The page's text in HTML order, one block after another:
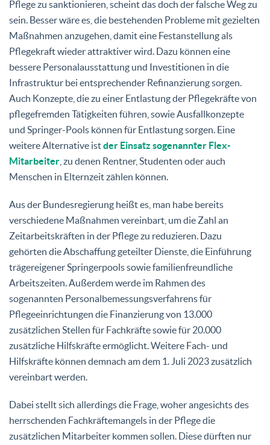
Pflege zu sanktionieren, scheint das doch der falsche Weg zu
sein. Besser wäre es, die bestehenden Probleme mit gezielten
Maßnahmen anzugehen, damit eine Festanstellung als
Pflegekraft wieder attraktiver wird. Dazu können eine
bessere Personalausstattung und Investitionen in die
Infrastruktur bei entsprechender Refinanzierung sorgen.
Auch Konzepte, die zu einer Entlastung der Pflegekräfte von
pflegefremden Tätigkeiten führen, sowie Ausfallkonzepte
und Springer-Pools können für Entlastung sorgen. Eine
weitere Alternative istder Einsatz sogenannter Flex-
Mitarbeiter , zu denen Rentner, Studenten oder auch
Menschen in Elternzeit zählen können.
Aus der Bundesregierung heißt es, man habe bereits
verschiedene Maßnahmen vereinbart, um die Zahl an
Zeitarbeitskräften in der Pflege zu reduzieren. Dazu
gehörten die Abschaffung geteilter Dienste, die Einführung
trägereigener Springerpools sowie familienfreundliche
Arbeitszeiten. Außerdem werde im Rahmen des
sogenannten Personalbemessungsverfahrens für
Pflegeeinrichtungen die Finanzierung von 13.000
zusätzlichen Stellen für Fachkräfte sowie für 20.000
zusätzliche Hilfskräfte ermöglicht. Weitere Fach- und
Hilfskräfte können demnach am dem 1. Juli 2023 zusätzlich
vereinbart werden.
Dabei stellt sich allerdings die Frage, woher angesichts des
herrschenden Fachkräftemangels in der Pflege die
zusätzlichen Mitarbeiter kommen sollen. Diese dürften nur